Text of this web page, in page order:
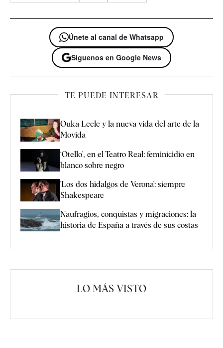
Únete al canal de Whatsapp
Síguenos en Google News
TE PUEDE INTERESAR
Ouka Leele y la nueva vida del arte de la
Movida
‘Otello’, en el Teatro Real: feminicidio en
blanco sobre negro
'Los dos hidalgos de Verona': siempre
Shakespeare
Naufragios, conquistas y migraciones: la
historia de España a través de sus costas
LO MÁS VISTO